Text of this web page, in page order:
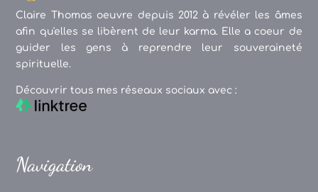
Claire Thomas oeuvre depuis 2012 à révéler les âmes
afin qu'elles se libèrent de leur karma. Elle a coeur de
guider les gens à reprendre leur souveraineté
spirituelle.
Découvrir tous mes réseaux sociaux avec :
Navigation